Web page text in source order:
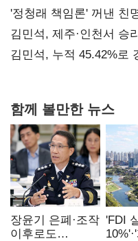
사과부터"
'정청래 책임론' 꺼낸 친
때리기
김민석, 제주·인천서 승
탈환'(종합)
김민석, 누적 45.42%로
함께 볼만한 뉴스
장윤기 은폐·조작
이후로도
'FDI